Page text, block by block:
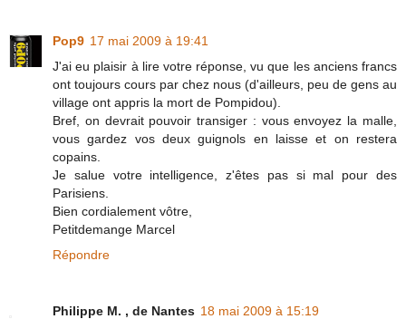
Pop9 17 mai 2009 à 19:41
J'ai eu plaisir à lire votre réponse, vu que les anciens francs
ont toujours cours par chez nous (d'ailleurs, peu de gens au
village ont appris la mort de Pompidou).
Bref, on devrait pouvoir transiger : vous envoyez la malle,
vous gardez vos deux guignols en laisse et on restera
copains.
Je salue votre intelligence, z'êtes pas si mal pour des
Parisiens.
Bien cordialement vôtre,
Petitdemange Marcel
Répondre
Philippe M. , de Nantes 18 mai 2009 à 15:19